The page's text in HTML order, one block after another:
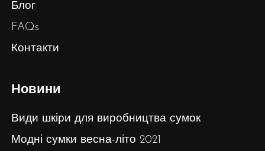
Блог
FAQs
Контакти
Новини
Види шкіри для виробництва сумок
Модні сумки весна-літо 2021